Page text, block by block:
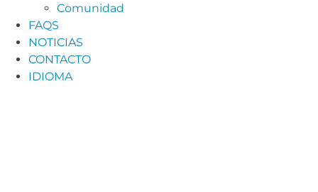
Comunidad
FAQS
NOTICIAS
CONTACTO
IDIOMA